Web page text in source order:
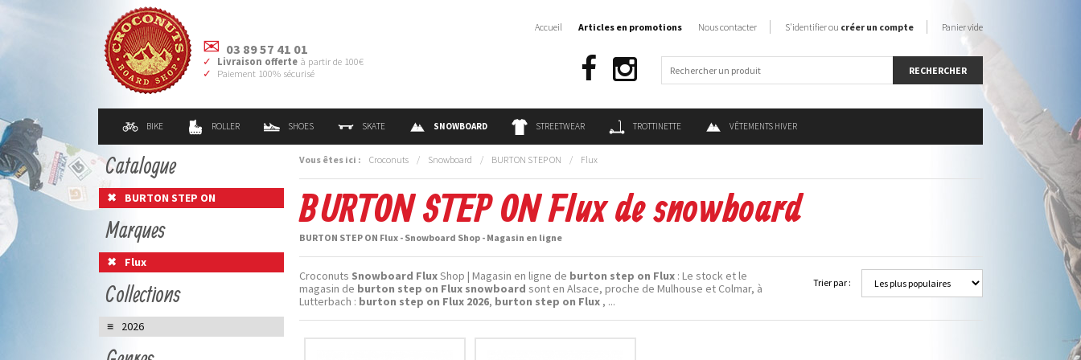
03 89 57 41 01
Livraison offerte à partir de 100€
Paiement 100% sécurisé
BIKE ROLLER SHOES SKATE SNOWBOARD STREETWEAR TROTTINETTE VÊTEMENTS HIVER
Accueil Articles en promotions Nous contacter S'identifier ou créer un compte Panier vide
Vous êtes ici : Croconuts / Snowboard / BURTON STEP ON / Flux
BURTON STEP ON Flux de snowboard
BURTON STEP ON Flux - Snowboard Shop - Magasin en ligne
Trier par :
Croconuts Snowboard FluxShop | Magasin en ligne de burton step on Flux : Le stock et le
magasin de burton step on Flux snowboard sont en Alsace, proche de Mulhouse et Colmar, à
Lutterbach : burton step on Flux 2026, burton step on Flux , ...
Catalogue
BURTON STEP ON
Marques
Flux
Collections
2026